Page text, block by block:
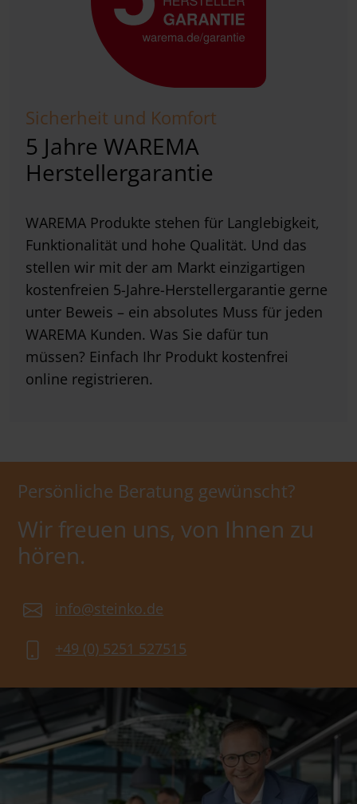
Sicherheit und Komfort
5 Jahre WAREMA
Herstellergarantie
WAREMA Produkte stehen für Langlebigkeit,
Funktionalität und hohe Qualität. Und das
stellen wir mit der am Markt einzigartigen
kostenfreien 5-Jahre-Herstellergarantie gerne
unter Beweis – ein absolutes Muss für jeden
WAREMA Kunden. Was Sie dafür tun
müssen? Einfach Ihr Produkt kostenfrei
online registrieren.
Persönliche Beratung gewünscht?
Wir freuen uns, von Ihnen zu
hören.
info@steinko.de
+49 (0) 5251 527515